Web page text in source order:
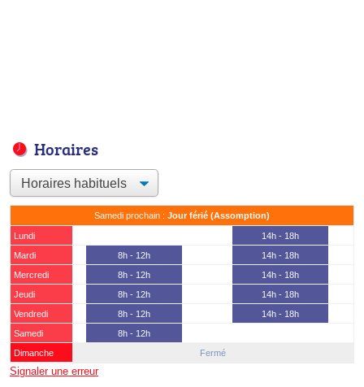
Horaires
Samedi prochain : Jour férié (Assomption)
Lundi
14h - 18h
Mardi
8h - 12h
14h - 18h
Mercredi
8h - 12h
14h - 18h
Jeudi
8h - 12h
14h - 18h
Vendredi
8h - 12h
14h - 18h
Samedi
8h - 12h
Dimanche
Fermé
Signaler une erreur